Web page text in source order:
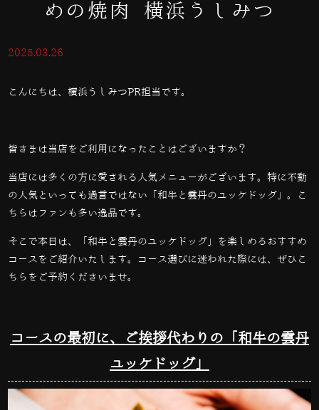
めの焼肉 横浜うしみつ
2025.03.26
こんにちは、横浜うしみつPR担当です。
皆さまは当店をご利用になったことはございますか？
当店には多くの方に愛される人気メニューがございます。特に不動
の人気といっても過言ではない「和牛と雲丹のユッケドッグ」。こ
ちらはファンも多い逸品です。
そこで本日は、「和牛と雲丹のユッケドッグ」を楽しめるおすすめ
コースをご紹介いたします。コース選びに迷われた際には、ぜひこ
ちらをご予約くださいませ。
コースの最初に、ご挨拶代わりの「和牛の雲丹
ユッケドッグ」